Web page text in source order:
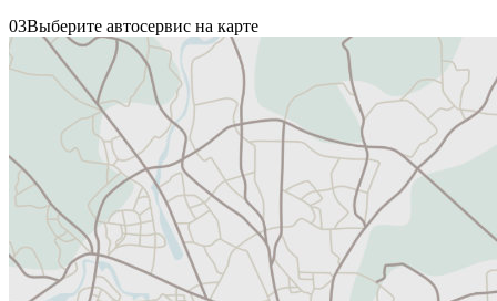
03Выберите автосервис на карте